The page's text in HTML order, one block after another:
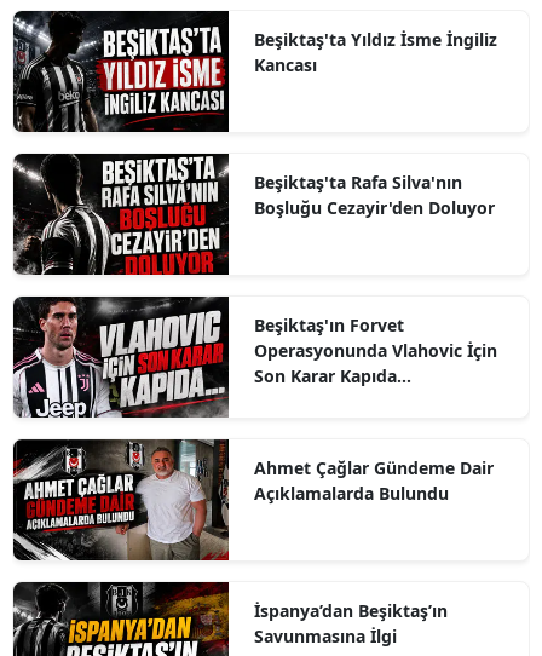
Beşiktaş'ta Yıldız İsme İngiliz
Kancası
Beşiktaş'ta Rafa Silva'nın
Boşluğu Cezayir'den Doluyor
Beşiktaş'ın Forvet
Operasyonunda Vlahovic İçin
Son Karar Kapıda...
Ahmet Çağlar Gündeme Dair
Açıklamalarda Bulundu
İspanya’dan Beşiktaş’ın
Savunmasına İlgi